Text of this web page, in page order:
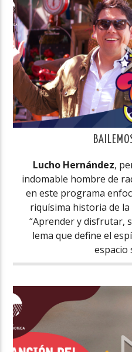
Lucho Hernández,
indomable hombre de
en este programa
riquísima historia de
“Aprender y disfrutar,
lema que define el
espacio